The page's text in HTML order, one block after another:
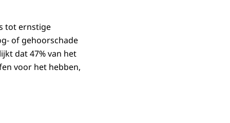
tot ernstige
of gehoorschade
dat 47% van het
voor het hebben,